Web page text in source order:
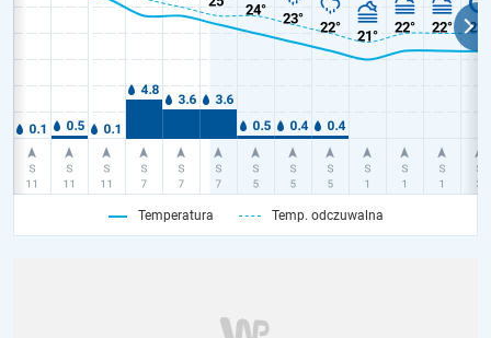
Temperatura Temp. odczuwalna